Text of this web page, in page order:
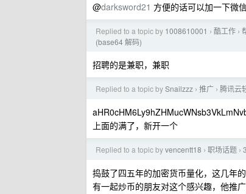
@darksword21 方便的话可以加一下微
Replied to a topic by 1008610001 › 酷工作 ›
(base64 解码)
招聘的是兼职，兼职
Replied to a topic bySnailzzz › 推广 › 腾讯云
上面的满了，新开一个
Replied to a topic byvencentt18 › 职场话题 ›
捣鼓了四五年的加密货币量化，这几年
有一起炒币的朋友对这个感兴趣，他推